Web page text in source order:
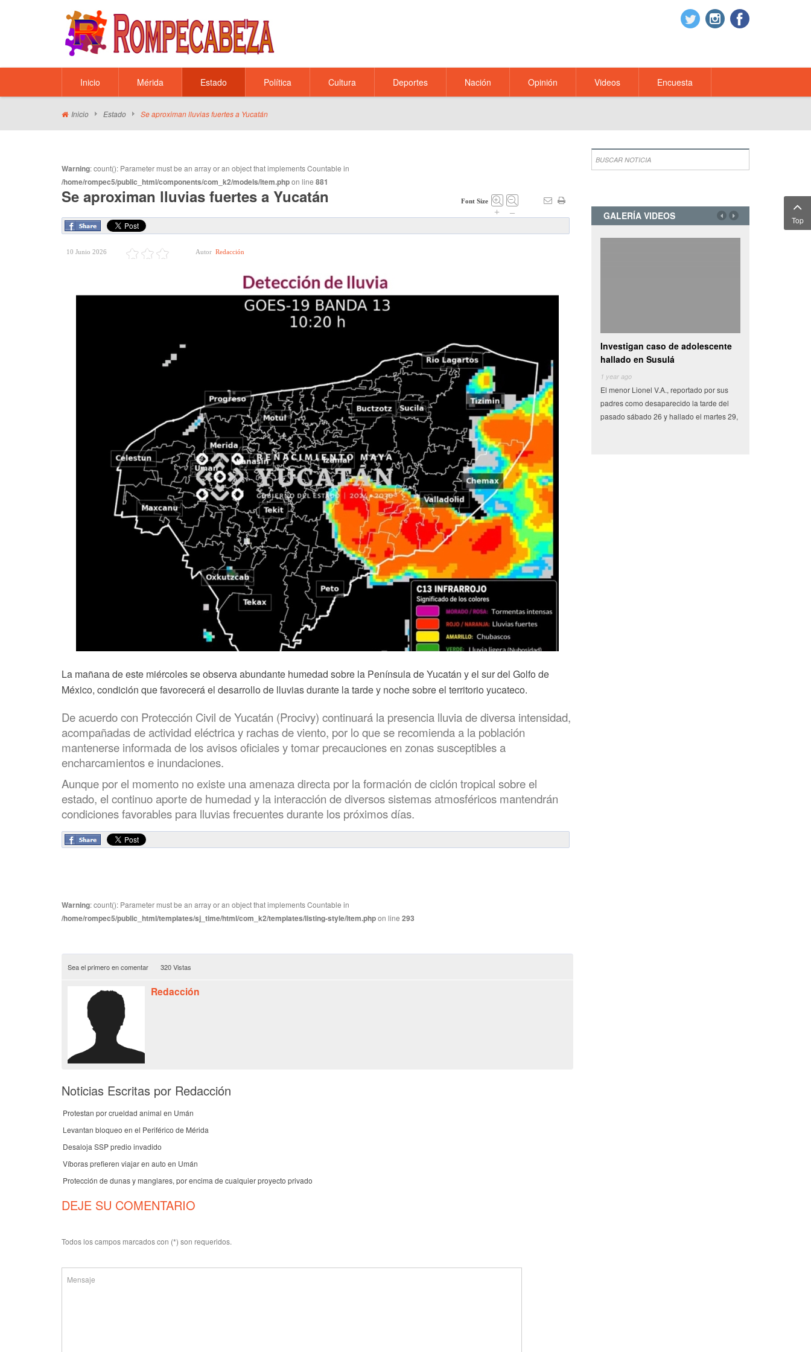
Inicio Mérida Estado Política Cultura Deportes Nación Opinión Videos Encuesta
Inicio Estado Se aproximan lluvias fuertes a Yucatán
Warning: count(): Parameter must be an array or an object that implements Countable in
/home/rompec5/public_html/components/com_k2/models/item.phpon line 881
Se aproximan lluvias fuertes a Yucatán Font Size
+ –
10 Junio 2026 Autor Redacción
La mañana de este miércoles se observa abundante humedad sobre la Península de Yucatán y el sur del Golfo de
México, condición que favorecerá el desarrollo de lluvias durante la tarde y noche sobre el territorio yucateco.
De acuerdo con Protección Civil de Yucatán (Procivy) continuará la presencia lluvia de diversa intensidad,
acompañadas de actividad eléctrica y rachas de viento, por lo que se recomienda a la población
mantenerse informada de los avisos oficiales y tomar precauciones en zonas susceptibles a
encharcamientos e inundaciones.
Aunque por el momento no existe una amenaza directa por la formación de ciclón tropical sobre el
estado, el continuo aporte de humedad y la interacción de diversos sistemas atmosféricos mantendrán
condiciones favorables para lluvias frecuentes durante los próximos días.
Warning: count(): Parameter must be an array or an object that implements Countable in
/home/rompec5/public_html/templates/sj_time/html/com_k2/templates/listing-style/item.phpon line 293
Sea el primero en comentar 320 Vistas
Redacción
Noticias Escritas por Redacción
Protestan por crueldad animal en Umán
Levantan bloqueo en el Periférico de Mérida
Desaloja SSP predio invadido
Víboras prefieren viajar en auto en Umán
Protección de dunas y manglares, por encima de cualquier proyecto privado
DEJE SU COMENTARIO
Todos los campos marcados con (*) son requeridos.
GALERÍA VIDEOS
Investigan caso de adolescente
hallado en Susulá
El menor Lionel V.A., reportado por sus
padres como desaparecido la tarde del
pasado sábado 26 y hallado el martes 29,
Camioneta con vegetales
Miles de pesos en frutas y
tenían como destino el municipio
Conkal se perdieron en un
Top